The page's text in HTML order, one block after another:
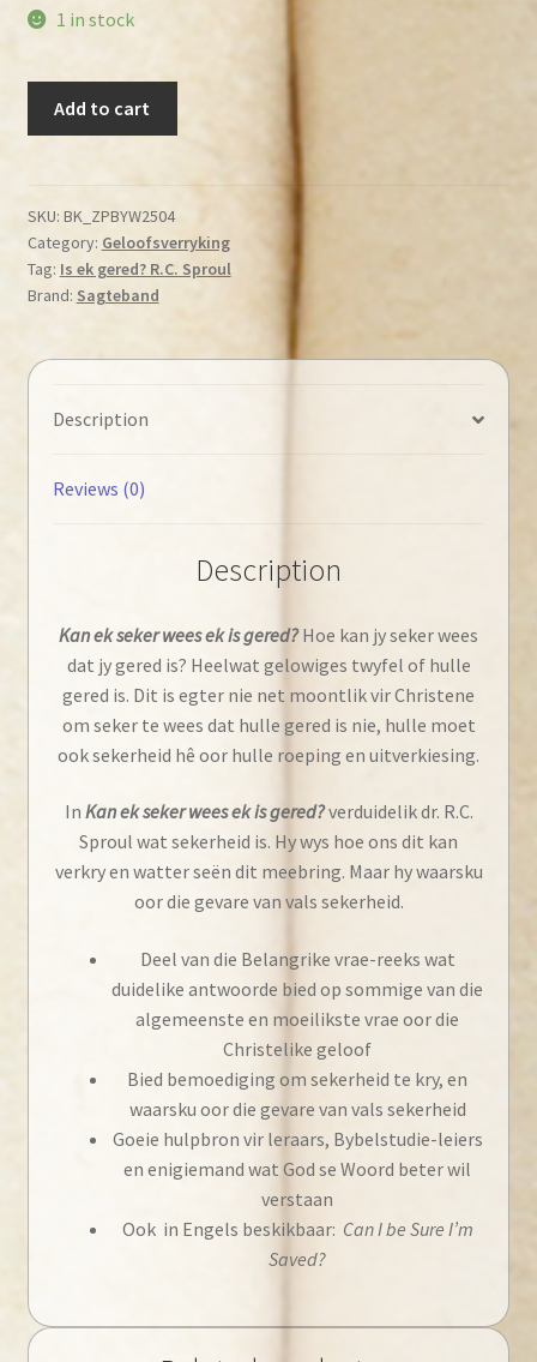
1 in stock
ek
seker
wees
ek
gered?
Add to cart
SKU: BK_ZPBYW2504
Category: Geloofsverryking
Tag: Is ek gered? R.C. Sproul
Brand: Sagteband
Description
Reviews (0)
Description
Kan ek seker wees ek is gered?Hoe kan jy seker wees
dat jy gered is? Heelwat gelowiges twyfel of hulle
gered is. Dit is egter nie net moontlik vir Christene
om seker te wees dat hulle gered is nie, hulle moet
ook sekerheid hê oor hulle roeping en uitverkiesing.
In Kan ek seker wees ek is gered?verduidelik dr. R.C.
Sproul wat sekerheid is. Hy wys hoe ons dit kan
verkry en watter seën dit meebring. Maar hy waarsku
oor die gevare van vals sekerheid.
Deel van die Belangrike vrae-reeks wat
duidelike antwoorde bied op sommige van die
algemeenste en moeilikste vrae oor die
Christelike geloof
Bied bemoediging om sekerheid te kry, en
waarsku oor die gevare van vals sekerheid
Goeie hulpbron vir leraars, Bybelstudie-leiers
en enigiemand wat God se Woord beter wil
verstaan
Ook in Engels beskikbaar: Can I be Sure I’m
Saved?